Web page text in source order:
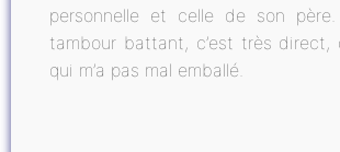
personnelle et celle de son père.
tambour battant, c’est très direct,
qui m’a pas mal emballé.